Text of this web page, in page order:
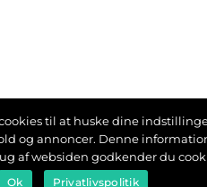
til at huske dine
og annoncer. Denne
af websiden godkender du
Ok Privatlivspolitik